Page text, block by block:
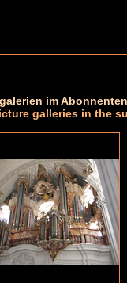
im
galleries in the